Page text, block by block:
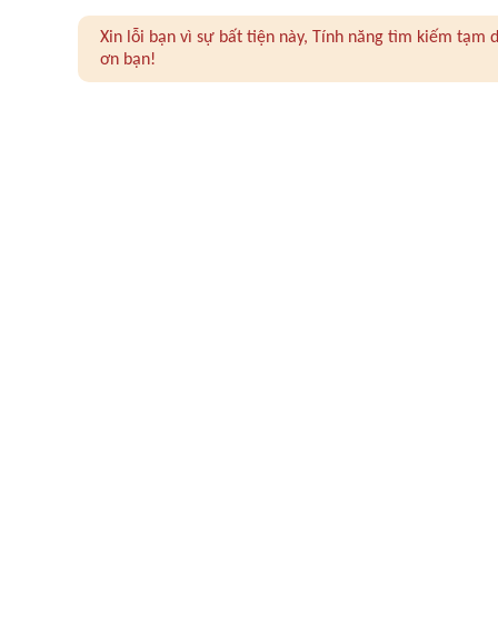
Xin lỗi bạn vì sự bất tiện này, Tính năng tìm kiếm
ơn bạn!